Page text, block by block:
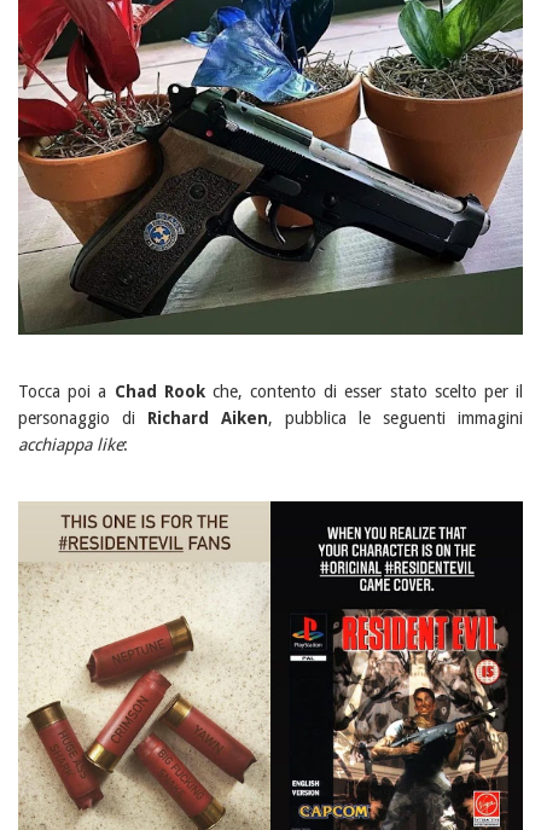
Tocca poi a Chad Rookche, contento di esser stato scelto per il
personaggio di Richard Aiken, pubblica le seguenti immagini
acchiappa like: